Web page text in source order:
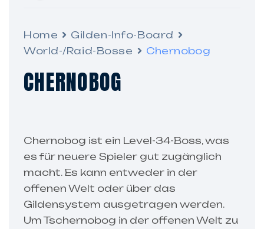
Home
Gilden-Info-Board
World-/Raid-Bosse
Chernobog
CHERNOBOG
Chernobog ist ein Level-34-Boss, was
es für neuere Spieler gut zugänglich
macht. Es kann entweder in der
offenen Welt oder über das
Gildensystem ausgetragen werden.
Um Tschernobog in der offenen Welt zu